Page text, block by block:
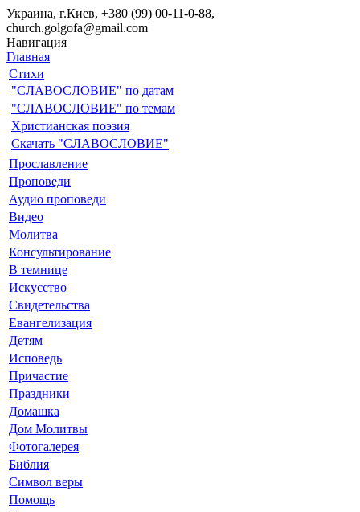
Украина, г.Киев, +380 (99) 00-11-0-88,
church.golgofa@gmail.com
Навигация
Главная
Стихи
"СЛАВОСЛОВИЕ" по датам
"СЛАВОСЛОВИЕ" по темам
Христианская поэзия
Скачать "СЛАВОСЛОВИЕ"
Прославление
Проповеди
Аудио проповеди
Видео
Молитва
Консультирование
В темнице
Искусство
Свидетельства
Евангелизация
Детям
Исповедь
Причастие
Праздники
Домашка
Дом Молитвы
Фотогалерея
Библия
Символ веры
Помощь